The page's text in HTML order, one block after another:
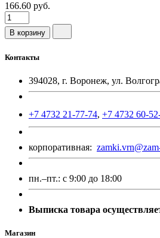
166.60 руб.
В корзину
Контакты
394028, г. Воронеж, ул.
+7 4732 21-77-74, +7 4732 60-
корпоративная:
пн.–пт.: с 9:00 до 18:00
Выписка товара
Магазин